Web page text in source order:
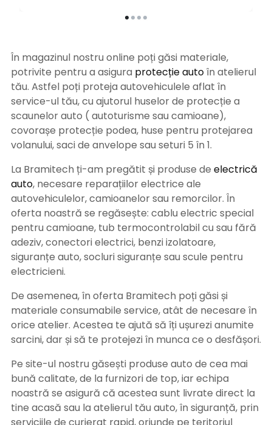
În magazinul nostru online poți găsi materiale,
potrivite pentru a asigura protecție autoîn atelierul
tău. Astfel poți proteja autovehiculele aflat în
service-ul tău, cu ajutorul huselor de protecție a
scaunelor auto ( autoturisme sau camioane),
covorașe protecție podea, huse pentru protejarea
volanului, saci de anvelope sau seturi 5 în 1.
La Bramitech ți-am pregătit și produse de electrică
auto, necesare reparațiilor electrice ale
autovehiculelor, camioanelor sau remorcilor. În
oferta noastră se regăsește: cablu electric special
pentru camioane, tub termocontrolabil cu sau fără
adeziv, conectori electrici, benzi izolatoare,
siguranțe auto, socluri siguranțe sau scule pentru
electricieni.
De asemenea, în oferta Bramitech poți găsi și
materiale consumabile service, atât de necesare în
orice atelier. Acestea te ajută să îți ușurezi anumite
sarcini, dar și să te protejezi în munca ce o desfășori.
Pe site-ul nostru găsești produse auto de cea mai
bună calitate, de la furnizori de top, iar echipa
noastră se asigură că acestea sunt livrate direct la
tine acasă sau la atelierul tău auto, în siguranță, prin